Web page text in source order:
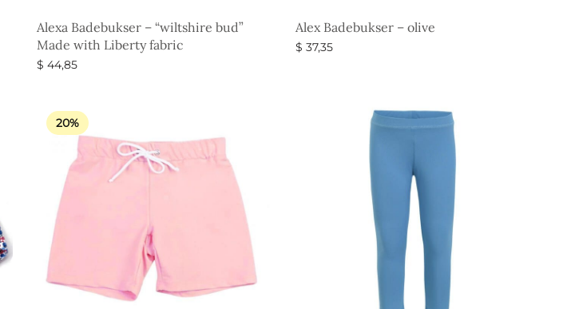
Alexa Badebukser – “wiltshire bud”
Made with Liberty fabric
$ 44,85
Alex Badebukser – olive
$ 37,35
20%